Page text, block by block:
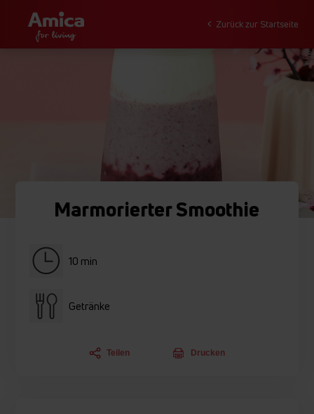
Zurück zur Startseite
Marmorierter Smoothie
10 min
Getränke
Teilen Drucken